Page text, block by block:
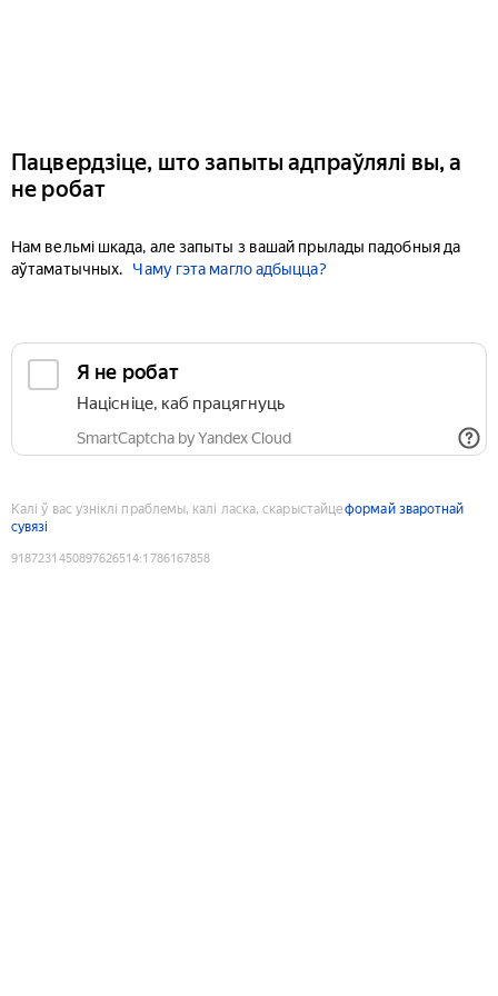
Пацвердзіце, што запыты адпраўлялі вы, а
не робат
Нам вельмі шкада, але запыты з вашай прылады падобныя да
аўтаматычных.
Чаму гэта магло адбыцца?
Я не робат
Націсніце, каб працягнуць
SmartCaptcha by Yandex Cloud
Калі ў вас узніклі праблемы, калі ласка, скарыстайцеформай зваротнай
сувязі
9187231450897626514:1786167858